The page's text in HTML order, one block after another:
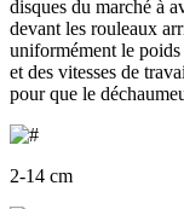
disques du marché à
devant les rouleaux
uniformément le
et des vitesses de
pour que le
2-14 cm